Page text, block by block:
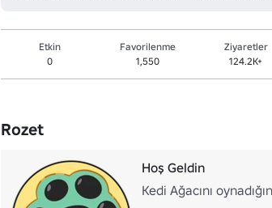
Etkin
0
Favorilenme
1,550
Ziyaretler
124.2K+
Rozet
Hoş Geldin
Kedi Ağacını